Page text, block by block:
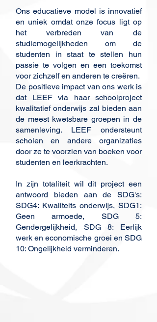
Ons educatieve model is innovatief
en uniek omdat onze focus ligt op
het verbreden van de
studiemogelijkheden om de
studenten in staat te stellen hun
passie te volgen en een toekomst
voor zichzelf en anderen te creëren.
De positieve impact van ons werk is
dat LEEF via haar schoolproject
kwalitatief onderwijs zal bieden aan
de meest kwetsbare groepen in de
samenleving. LEEF ondersteunt
scholen en andere organizaties
door ze te voorzien van boeken voor
studenten en leerkrachten.
In zijn totaliteit wil dit project een
antwoord bieden aan de SDG's:
SDG4: Kwaliteits onderwijs, SDG1:
Geen armoede, SDG 5:
Gendergelijkheid, SDG 8: Eerlijk
werk en economische groei en SDG
10: Ongelijkheid verminderen.